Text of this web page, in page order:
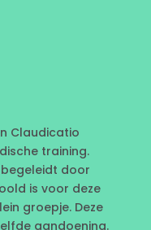
Claudicatio
training.
door
is voor deze
groepje. Deze
aandoening.